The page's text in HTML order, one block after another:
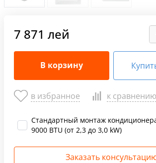
7 871 лей
В корзину
в избранное к сравнению
Стандартный монтаж
9000 BTU (от 2,3 до 3,0 kW)
Заказать